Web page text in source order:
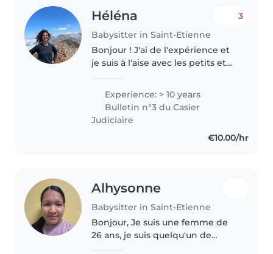
Héléna
Babysitter in Saint-Etienne
3
Bonjour ! J'ai de l'expérience et
je suis à l'aise avec les petits et
avec des jeux de société, des
chansons, des activités
manuelles ou avec de la..
Experience: > 10 years
Bulletin n°3 du Casier
Judiciaire
€10.00/hr
Alhysonne
Babysitter in Saint-Etienne
Bonjour, Je suis une femme de
26 ans, je suis quelqu'un de